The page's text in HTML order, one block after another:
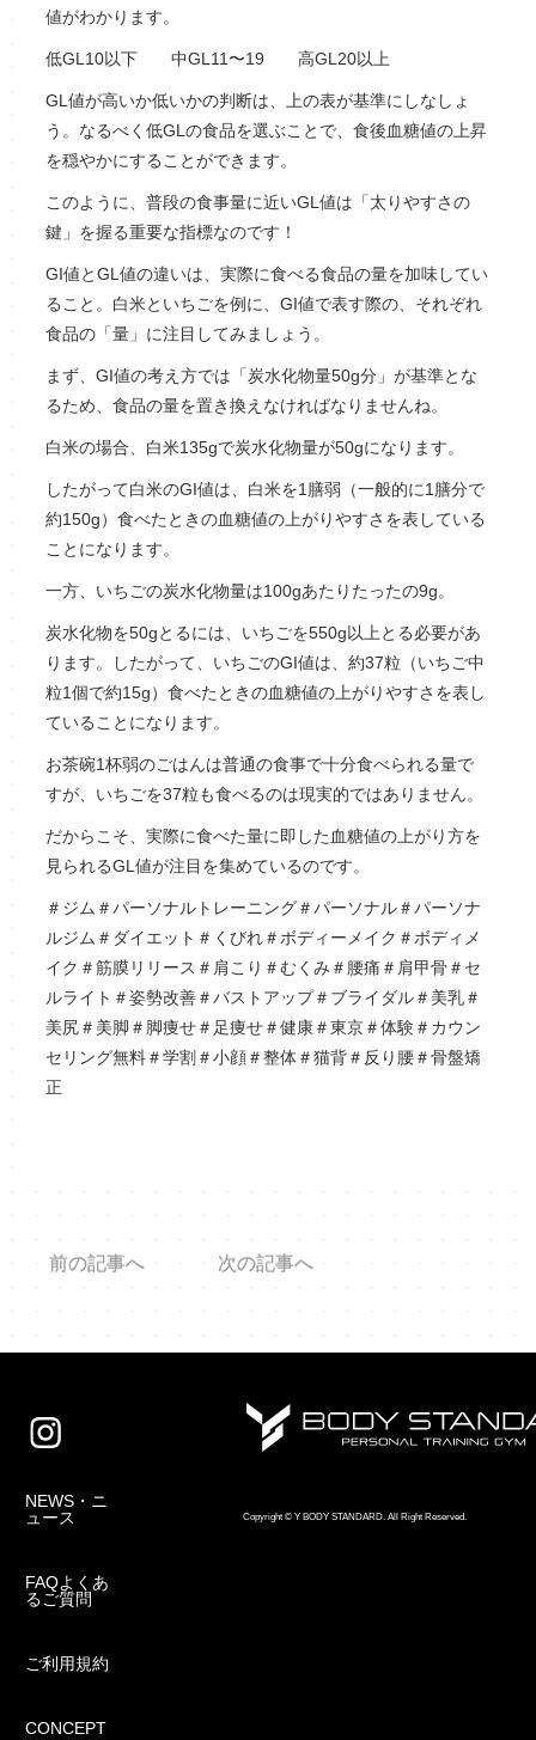
値がわかります。
低GL10以下 中GL11〜19 高GL20以上
GL値が高いか低いかの判断は、上の表が基準にしなしょ
う。なるべく低GLの食品を選ぶことで、食後血糖値の上昇
を穏やかにすることができます。
このように、普段の食事量に近いGL値は「太りやすさの
鍵」を握る重要な指標なのです！
GI値とGL値の違いは、実際に食べる食品の量を加味してい
ること。白米といちごを例に、GI値で表す際の、それぞれ
食品の「量」に注目してみましょう。
まず、GI値の考え方では「炭水化物量50g分」が基準とな
るため、食品の量を置き換えなければなりませんね。
白米の場合、白米135gで炭水化物量が50gになります。
したがって白米のGI値は、白米を1膳弱（一般的に1膳分で
約150g）食べたときの血糖値の上がりやすさを表している
ことになります。
一方、いちごの炭水化物量は100gあたりたったの9g。
炭水化物を50gとるには、いちごを550g以上とる必要があ
ります。したがって、いちごのGI値は、約37粒（いちご中
粒1個で約15g）食べたときの血糖値の上がりやすさを表し
ていることになります。
お茶碗1杯弱のごはんは普通の食事で十分食べられる量で
すが、いちごを37粒も食べるのは現実的ではありません。
だからこそ、実際に食べた量に即した血糖値の上がり方を
見られるGL値が注目を集めているのです。
＃ジム＃パーソナルトレーニング＃パーソナル＃パーソナ
ルジム＃ダイエット＃くびれ＃ボディーメイク＃ボディメ
イク＃筋膜リリース＃肩こり＃むくみ＃腰痛＃肩甲骨＃セ
ルライト＃姿勢改善＃バストアップ＃ブライダル＃美乳＃
美尻＃美脚＃脚痩せ＃足痩せ＃健康＃東京＃体験＃カウン
セリング無料＃学割＃小顔＃整体＃猫背＃反り腰＃骨盤矯
正
前の記事へ 次の記事へ
NEWS・ニ
ュース
FAQよくあ
るご質問
ご利用規約
CONCEPT
Copyright © Y BODY STANDARD. All Right Reserved.